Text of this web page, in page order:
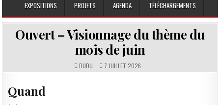
EXPOSITIONS PROJETS AGENDA TÉLÉCHARGEMENTS
Ouvert – Visionnage du thème du
mois de juin
DUDU 7 JUILLET 2026
Quand